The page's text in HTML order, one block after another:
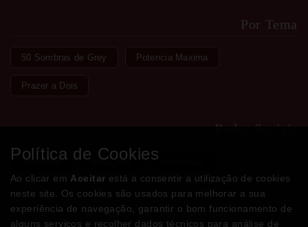
Por Tema
50 Sombras de Grey Potencia Maxima
Prazer a Dois
Redes Sociais
Facebook Instagram
Métodos de Pagamento
Política de Cookies
Ao clicar em Aceitar está a consentir a utilização de cookies
neste site. Os cookies são usados para melhorar a sua
experiência de navegação, garantir o bom funcionamento de
alguns serviços e recolher dados técnicos para análise de